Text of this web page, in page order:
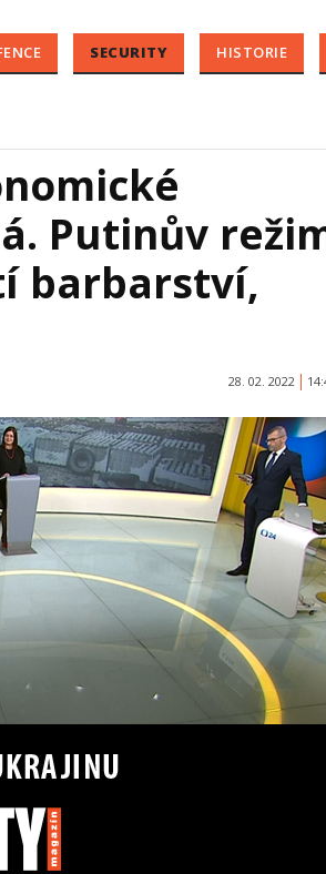
SECURITY HISTORIE
Putinův
barbarství,
28. 02. 2022